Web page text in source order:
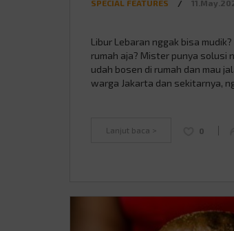
SPECIAL FEATURES /
Libur Lebaran nggak bisa
rumah aja? Mister punya solusi
udah bosen di rumah dan mau
warga Jakarta dan sekitarnya,
Lanjut baca > 0